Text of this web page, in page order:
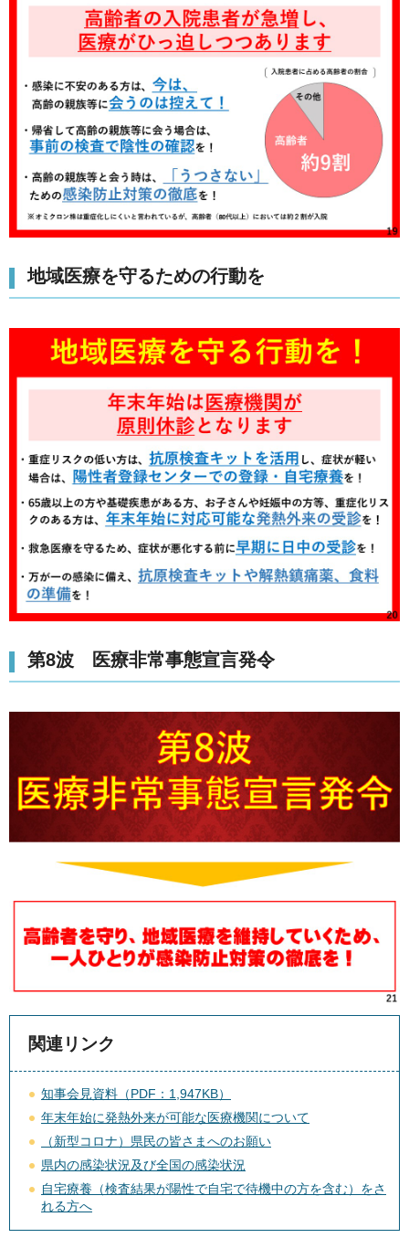
地域医療を守るための行動を
第8波 医療非常事態宣言発令
関連リンク
知事会見資料（PDF：1,947KB）
年末年始に発熱外来が可能な医療機関について
（新型コロナ）県民の皆さまへのお願い
県内の感染状況及び全国の感染状況
自宅療養（検査結果が陽性で自宅で待機中の方を含む）をさ
れる方へ